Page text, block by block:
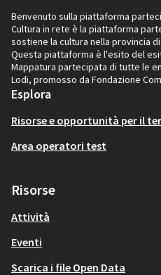
Benvenuto sulla piattaforma
Cultura in rete è la piattaforma
sostiene la cultura nella provincia di
Questa piattaforma è l'esito del
Mappatura partecipata di tutte le
Lodi, promosso da Fondazione
Esplora
Risorse e opportunità per il
Area operatori test
Risorse
Attività
Eventi
Scarica i file Open Data